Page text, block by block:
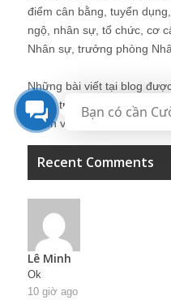
điểm cân bằng, tuyển
ngộ, nhân sự, tổ chức, cơ
Nhân sự, trưởng phòng
Những bài viết tại blog
Quản trị Nhân sự Nguyễn
thành viên khác trong cộng
Recent Comments
Lê Minh
Ok
10 giờ ago
Bạn có cần